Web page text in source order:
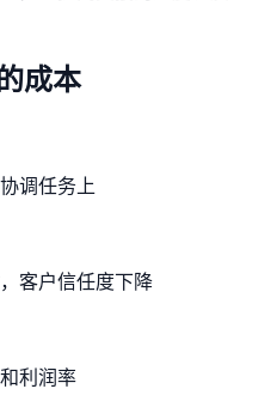
成本
调任务上
客户信任度下降
利润率